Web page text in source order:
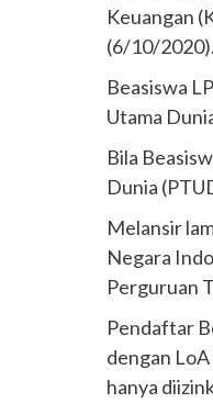
Keuangan
(6/10/2020).
Beasiswa
Utama
Bila
Dunia
Melansir
Negara
Perguruan
Pendaftar
dengan
hanya